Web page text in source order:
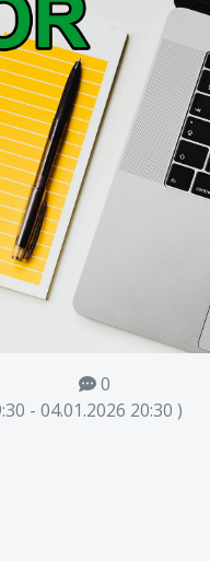
0
- 04.01.2026 20:30 )